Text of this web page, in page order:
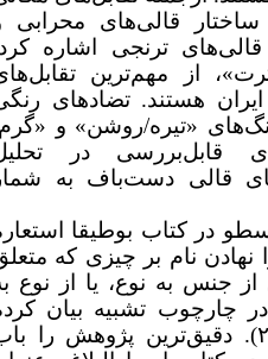
قالی‌های محرابی و
ترنجی اشاره کرد.
از مهم‌ترین تقابل‌های
هستند. تضادهای رنگی
«تیره/روشن» و «گرم/
قابل‌بررسی در تحلیل
قالی دست‌باف به شمار
در کتاب بوطیقا استعاره
نام بر چیزی که متعلق
جنس به نوع، یا از نوع به
چارچوب تشبیه بیان کرده
است» (هاگبرگ، ۱۳۸۶: ۲۰۸). دقیق‌ترین پژوهش را باب